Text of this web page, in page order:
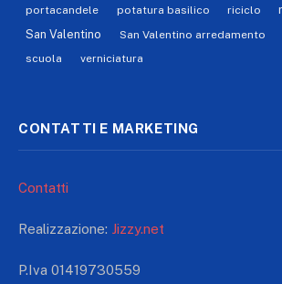
portacandele
potatura basilico riciclo
San Valentino
San Valentino arredamento
scuola
verniciatura
CONTATTI E MARKETING
Contatti
Realizzazione: Jizzy.net
P.Iva 01419730559